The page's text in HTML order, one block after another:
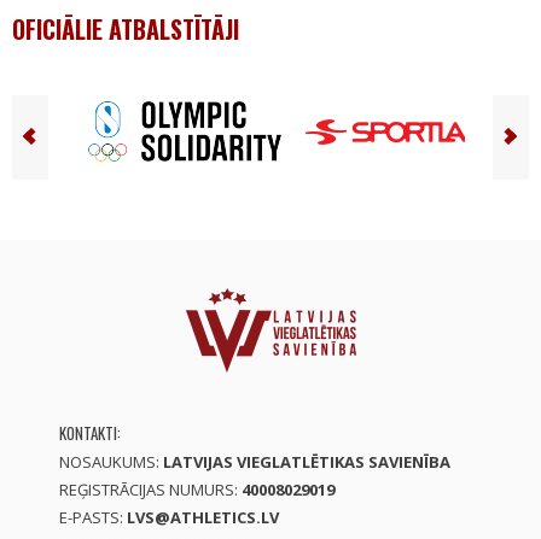
OFICIĀLIE ATBALSTĪTĀJI
KONTAKTI:
NOSAUKUMS: LATVIJAS VIEGLATLĒTIKAS SAVIENĪBA
REĢISTRĀCIJAS NUMURS: 40008029019
E-PASTS: LVS@ATHLETICS.LV